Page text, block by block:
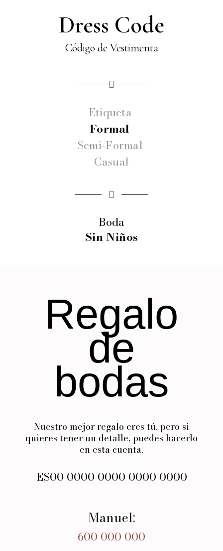
Dress Code
Código de Vestimenta
Etiqueta
Formal
Semi-Formal
Casual
Boda
Sin Niños
Regalo
de
bodas
Nuestro mejor regalo eres tú, pero si
quieres tener un detalle, puedes hacerlo
en esta cuenta.
ES00 0000 0000 0000 0000
Manuel:
600 000 000